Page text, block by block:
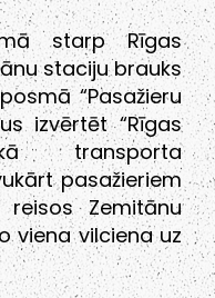
starp Rīgas
staciju brauks
“Pasažieru
izvērtēt “Rīgas
transporta
pasažieriem
Zemitānu
viena vilciena uz